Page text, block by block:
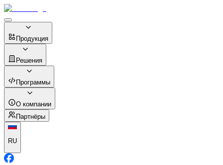
Продукция
Решения
Программы
О компании
Партнёры
RU